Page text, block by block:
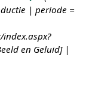
| periode =
en Geluid] |